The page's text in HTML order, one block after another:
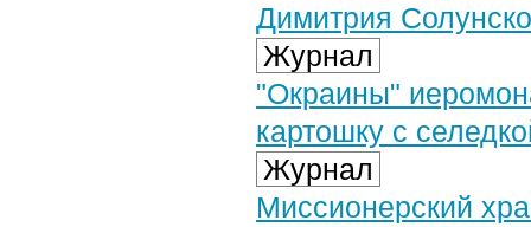
Димитрия
Журнал
"Окраины"
картошку с
Журнал
Миссионерский